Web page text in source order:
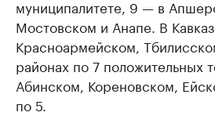
муниципалитете, 9 — в
Мостовском и Анапе. В
Красноармейском,
районах по 7 положительных
Абинском, Кореновском,
по 5.